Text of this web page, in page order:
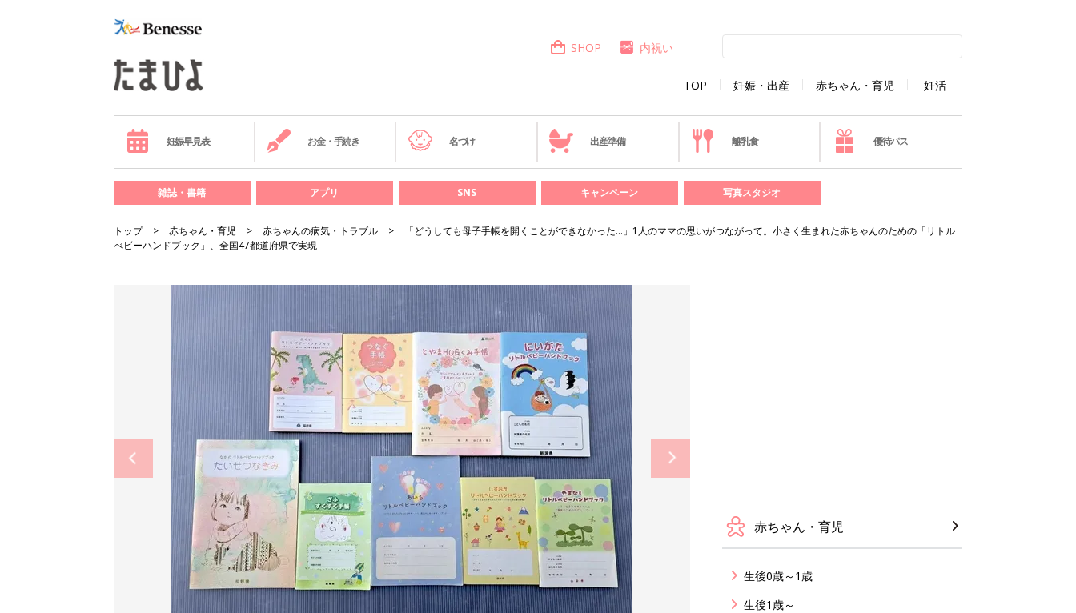
TOP 妊娠・出産 赤ちゃん・育児 妊活
SHOP 内祝い
妊娠早見表 お金・手続き 名づけ 出産準備 離乳食 優待パス
雑誌・書籍 アプリ SNS キャンペーン 写真スタジオ
トップ 赤ちゃん・育児 赤ちゃんの病気・トラブル
「どうしても母子手帳を開くことができなかった…」1人のママの思いがつながって。小さく生まれた赤ちゃんのための「リトル
べビーハンドブック」、全国47都道府県で実現
赤ちゃん・育児
生後0歳～1歳
生後1歳～